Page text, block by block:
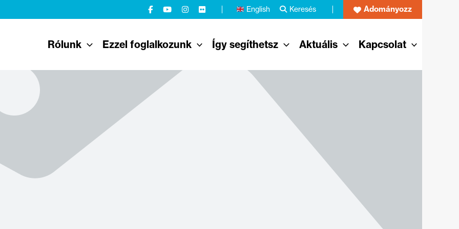
English Keresés Adományozz
Rólunk Ezzel foglalkozunk Így segíthetsz Aktuális Kapcsolat